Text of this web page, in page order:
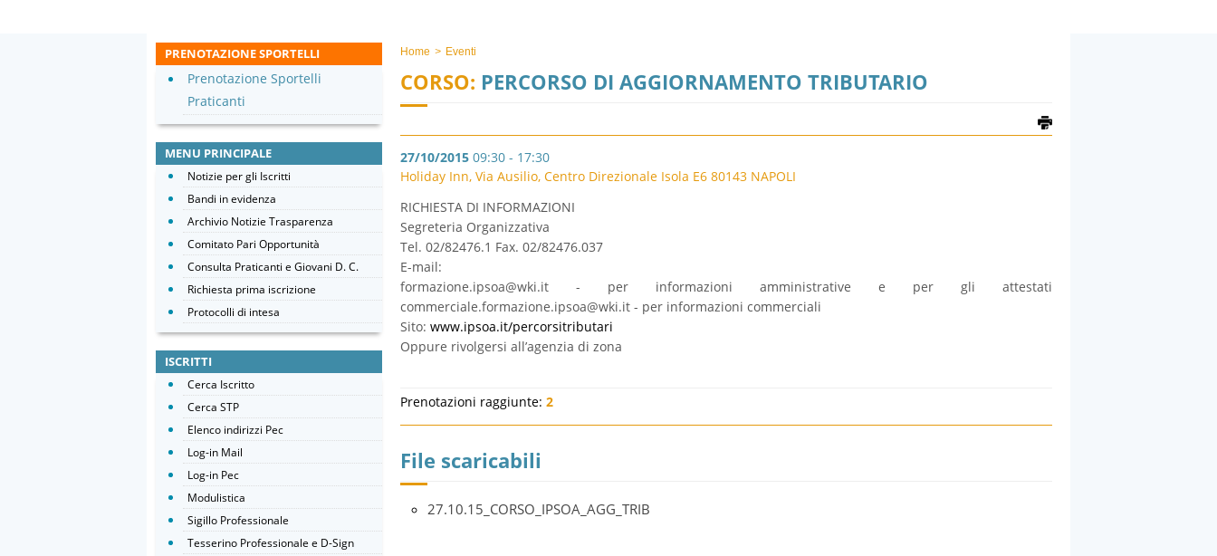
Home > Eventi
CORSO: PERCORSO DI AGGIORNAMENTO TRIBUTARIO
27/10/2015 09:30 - 17:30
Holiday Inn, Via Ausilio, Centro Direzionale Isola E6 80143 NAPOLI
RICHIESTA DI INFORMAZIONI
Segreteria Organizzativa
Tel. 02/82476.1 Fax. 02/82476.037
E-mail:
formazione.ipsoa@wki.it - per informazioni amministrative e per gli attestati
commerciale.formazione.ipsoa@wki.it - per informazioni commerciali
Sito: www.ipsoa.it/percorsitributari
Oppure rivolgersi all’agenzia di zona
Prenotazioni raggiunte: 2
File scaricabili
27.10.15_CORSO_IPSOA_AGG_TRIB
PRENOTAZIONE SPORTELLI
Prenotazione Sportelli
Praticanti
MENU PRINCIPALE
Notizie per gli Iscritti
Bandi in evidenza
Archivio Notizie Trasparenza
Comitato Pari Opportunità
Consulta Praticanti e Giovani D. C.
Richiesta prima iscrizione
Protocolli di intesa
ISCRITTI
Cerca Iscritto
Cerca STP
Elenco indirizzi Pec
Log-in Mail
Log-in Pec
Modulistica
Sigillo Professionale
Tesserino Professionale e D-Sign